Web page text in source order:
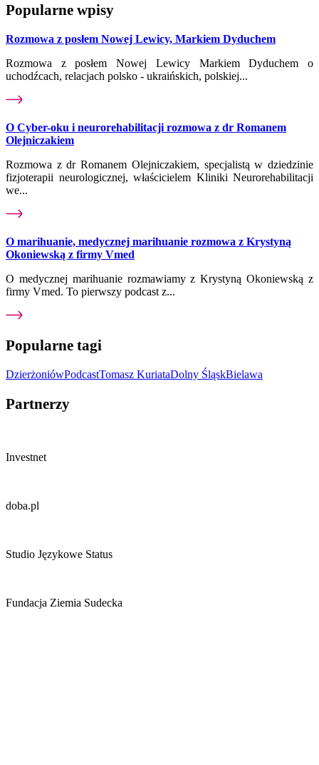
Popularne wpisy
Rozmowa z posłem Nowej Lewicy, Markiem Dyduchem
Rozmowa z posłem Nowej Lewicy Markiem Dyduchem o
uchodźcach, relacjach polsko - ukraińskich, polskiej...
O Cyber-oku i neurorehabilitacji rozmowa z dr Romanem
Olejniczakiem
Rozmowa z dr Romanem Olejniczakiem, specjalistą w dziedzinie
fizjoterapii neurologicznej, właścicielem Kliniki Neurorehabilitacji
we...
O marihuanie, medycznej marihuanie rozmowa z Krystyną
Okoniewską z firmy Vmed
O medycznej marihuanie rozmawiamy z Krystyną Okoniewską z
firmy Vmed. To pierwszy podcast z...
Popularne tagi
DzierżoniówPodcastTomasz KuriataDolny ŚląskBielawa
Partnerzy
Investnet
doba.pl
Studio Językowe Status
Fundacja Ziemia Sudecka